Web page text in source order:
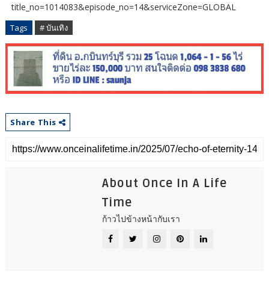
title_no=1014083&episode_no=14&serviceZone=GLOBAL
Tags # บันเทิง
Share This
About Once In A Life
Time
ก้าวไปข้างหน้ากับเรา